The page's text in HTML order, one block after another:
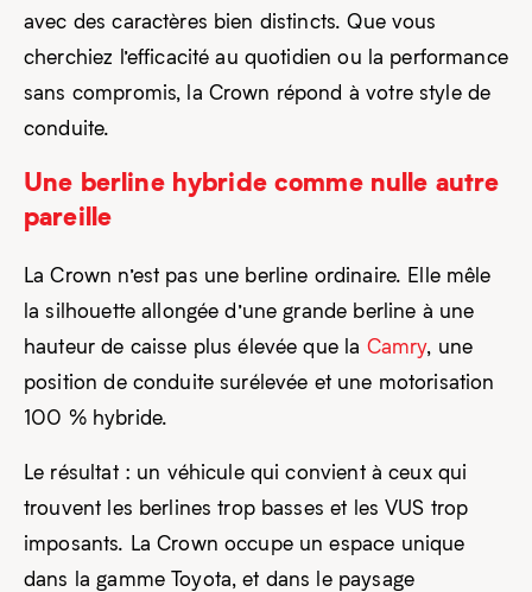
avec des caractères bien distincts. Que vous
cherchiez l’efficacité au quotidien ou la performance
sans compromis, la Crown répond à votre style de
conduite.
Une berline hybride comme nulle autre
pareille
La Crown n’est pas une berline ordinaire. Elle mêle
la silhouette allongée d’une grande berline à une
hauteur de caisse plus élevée que la Camry, une
position de conduite surélevée et une motorisation
100 % hybride.
Le résultat : un véhicule qui convient à ceux qui
trouvent les berlines trop basses et les VUS trop
imposants. La Crown occupe un espace unique
dans la gamme Toyota, et dans le paysage